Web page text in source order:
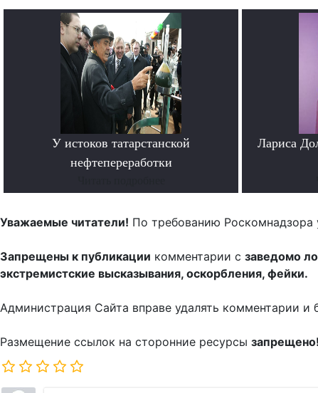
У истоков татарстанской
нефтепереработки
Лариса
Уважаемые читатели! По требованию Роскомнадзора
Запрещены к публикации комментарии с заведомо
экстремистские высказывания, оскорбления, фейки.
Администрация Сайта вправе удалять комментарии и
Размещение ссылок на сторонние ресурсы запрещено!